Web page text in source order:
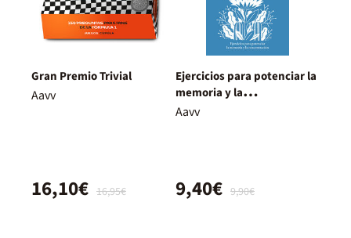
Gran Premio Trivial
Aavv
16,95€
16,10€
Ejercicios para potenciar la
memoria y la
concentración (edición
Aavv
9,90€
9,40€